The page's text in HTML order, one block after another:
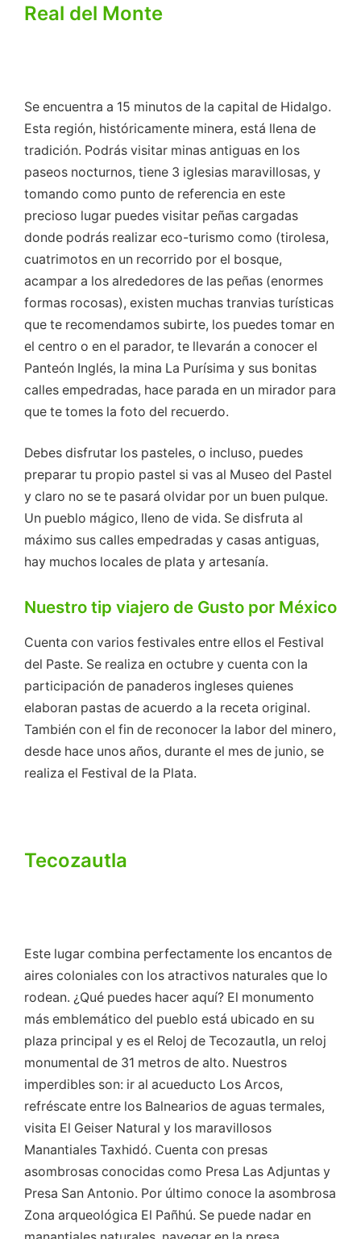
Real del Monte
Se encuentra a 15 minutos de la capital de Hidalgo.
Esta región, históricamente minera, está llena de
tradición. Podrás visitar minas antiguas en los
paseos nocturnos, tiene 3 iglesias maravillosas, y
tomando como punto de referencia en este
precioso lugar puedes visitar peñas cargadas
donde podrás realizar eco-turismo como (tirolesa,
cuatrimotos en un recorrido por el bosque,
acampar a los alrededores de las peñas (enormes
formas rocosas), existen muchas tranvias turísticas
que te recomendamos subirte, los puedes tomar en
el centro o en el parador, te llevarán a conocer el
Panteón Inglés, la mina La Purísima y sus bonitas
calles empedradas, hace parada en un mirador para
que te tomes la foto del recuerdo.
Debes disfrutar los pasteles, o incluso, puedes
preparar tu propio pastel si vas al Museo del Pastel
y claro no se te pasará olvidar por un buen pulque.
Un pueblo mágico, lleno de vida. Se disfruta al
máximo sus calles empedradas y casas antiguas,
hay muchos locales de plata y artesanía.
Nuestro tip viajero de Gusto por México
Cuenta con varios festivales entre ellos el Festival
del Paste. Se realiza en octubre y cuenta con la
participación de panaderos ingleses quienes
elaboran pastas de acuerdo a la receta original.
También con el fin de reconocer la labor del minero,
desde hace unos años, durante el mes de junio, se
realiza el Festival de la Plata.
Tecozautla
Este lugar combina perfectamente los encantos de
aires coloniales con los atractivos naturales que lo
rodean. ¿Qué puedes hacer aquí? El monumento
más emblemático del pueblo está ubicado en su
plaza principal y es el Reloj de Tecozautla, un reloj
monumental de 31 metros de alto. Nuestros
imperdibles son: ir al acueducto Los Arcos,
refréscate entre los Balnearios de aguas termales,
visita El Geiser Natural y los maravillosos
Manantiales Taxhidó. Cuenta con presas
asombrosas conocidas como Presa Las Adjuntas y
Presa San Antonio. Por último conoce la asombrosa
Zona arqueológica El Pañhú. Se puede nadar en